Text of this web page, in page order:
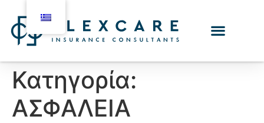
Κατηγορία:
ΑΣΦΑΛΕΙΑ